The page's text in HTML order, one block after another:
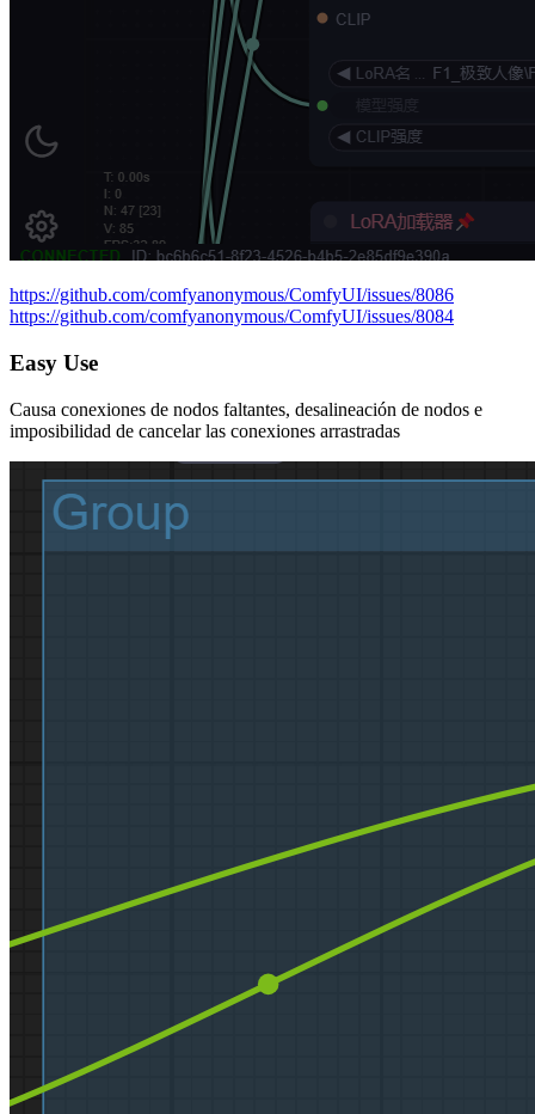
https://github.com/comfyanonymous/ComfyUI/issues/8086
https://github.com/comfyanonymous/ComfyUI/issues/8084
Easy Use
Causa conexiones de nodos faltantes, desalineación de nodos e
imposibilidad de cancelar las conexiones arrastradas